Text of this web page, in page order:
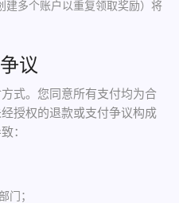
建多个账户以重复领取奖励）将
议
式。您同意所有支付均为合
授权的退款或支付争议构成
：
门；